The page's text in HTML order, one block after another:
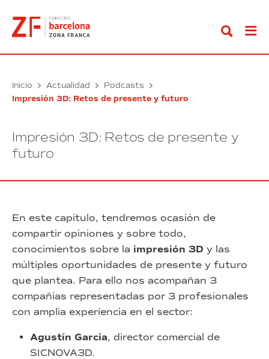
contenido
Inicio Actualidad Podcasts
Impresión 3D: Retos de presente y futuro
Impresión 3D: Retos de presente y
futuro
En este capítulo, tendremos ocasión de
compartir opiniones y sobre todo,
conocimientos sobre la impresión 3D y las
múltiples oportunidades de presente y futuro
que plantea. Para ello nos acompañan 3
compañías representadas por 3 profesionales
con amplia experiencia en el sector:
Agustín Garcia, director comercial de
SICNOVA3D.